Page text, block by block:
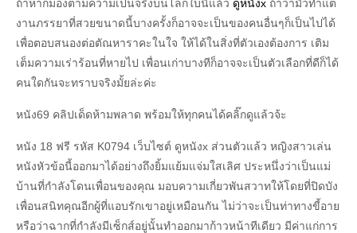
ถ้าหากมองตามความเป็นจริงบนโลกใบนี้แล้ว ดูหนังx ถ้าว่ามัวทำแต่
งานภรรยาที่สวยขนาดนี้บางครั้งก็อาจจะเป็นของคนอื่นๆก็เป็นไปได้
เพื่อตอบสนองต่อตัณหาราคะในใจ ให้ได้ในสิ่งที่ตัวเองต้องการ เติม
เต็มความเร่าร้อนที่หายไป เพื่อนเก่าบางทีก็อาจจะเป็นตัวเลือกที่ดีก็ได้
คนใดกันจะทราบจริงมั้ยล่ะค่ะ
หนัง69 คลิปเด็ดห้ามพลาด พร้อมให้ทุกคนได้คลิ๊กดูแล้วจ้ะ
หนัง 18 ฟรี รหัส K0794 เว็บไซต์ ดูหนังx ส่วนตัวแล้ว หญิงสาวเล่น
หนังหัวข้อนี้ออกมาได้อย่างถึงยิ้มแย้มแจ่มใสเลิศ ประหนึ่งว่าเป็นแม่
บ้านที่กำลังโดนเพื่อนของคุณ มอบความเกี่ยวพันสวาทให้โดยที่ปิดบัง
เพื่อนสนิทคุณอีกผู้ที่แอบรักเขาอยู่เหมือนกัน ไม่ว่าจะเป็นท่าทางขี้อาย
หรือว่าฉากที่กำลังมีเซ็กส์อยู่นั้นทำออกมาก้าวหน้าทีเดียว มีค่าแก่การ